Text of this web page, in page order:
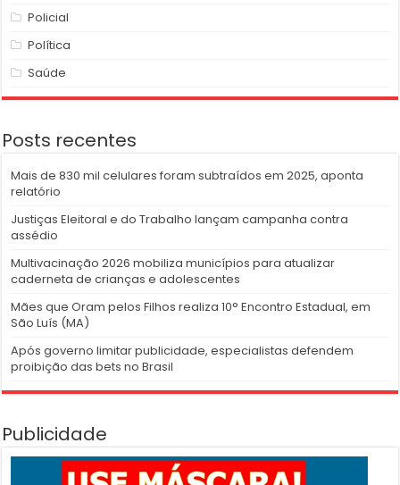
Policial
Política
Saúde
Posts recentes
Mais de 830 mil celulares foram subtraídos em 2025, aponta
relatório
Justiças Eleitoral e do Trabalho lançam campanha contra
assédio
Multivacinação 2026 mobiliza municípios para atualizar
caderneta de crianças e adolescentes
Mães que Oram pelos Filhos realiza 10° Encontro Estadual, em
São Luís (MA)
Após governo limitar publicidade, especialistas defendem
proibição das bets no Brasil
Publicidade